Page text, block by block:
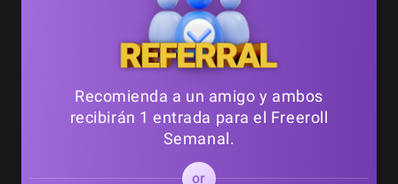
Recomienda a un amigo y ambos
recibirán 1 entrada para el Freeroll
Semanal.